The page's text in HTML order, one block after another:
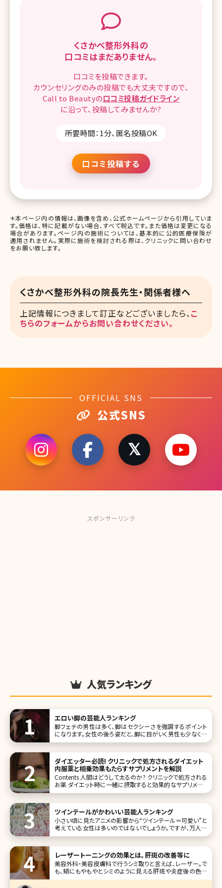
くさかべ整形外科の
口コミはまだありません。
口コミを投稿できます。
カウンセリングのみの投稿でも大丈夫ですので、
Call to Beautyの口コミ投稿ガイドライン
に沿って、 投稿してみませんか?
所要時間：1分、匿名投稿OK
口コミ投稿する
＊本ページ内の情報は、画像を含め、公式ホームページから引用していま
す。価格は、特に記載がない場合、すべて税込です。また価格は変更になる
場合があります。ページ内の施術については、基本的に公的医療保険が
適用されません。実際に施術を検討される際は、クリニックに問い合わせ
をお願い致します。
くさかべ整形外科の院長先生・関係者様へ
上記情報につきまして訂正などございましたら、こ
ちらのフォームからお問い合わせください。
OFFICIAL SNS
公式SNS
スポンサーリンク
人気ランキング
エロい脚の芸能人ランキング
脚フェチの男性は多く、脚はセクシーさを強調するポイント
になります。女性の後ろ姿だと、脚に目がいく男性も少なくな
いでしょう。そこで今回は、エロい脚を持つ女性芸能人をラン
ダイエッター必読! クリニックで処方されるダイエット
内服薬と相乗効果もたらすサプリメントを解説
Contents 人間はどうして太るのか? クリニックで処方される
お薬 ダイエット時に一緒に摂取すると効果的なサプリメント
おわりに ふと鏡を見ると、ぽっこりでたお腹、ムチムチな二の
ツインテールがかわいい芸能人ランキング
小さい頃に見たアニメの影響から“ツインテール＝可愛い”と
考えている女性は多いのではないでしょうか。ですが、万人に
似合うヘアアレンジではなく、自然に可愛く見せるのは少し
ゅ
レーザートーニングの効果とは。肝斑の改善等に
美容外科・美容皮膚科で行うシミ取りと言えば、レーザー。で
も、頬にもやもやとシミのように見える肝斑や炎症後の色素
沈着は通常のシミ取りレーザーを使用すると、むしろ悪化し